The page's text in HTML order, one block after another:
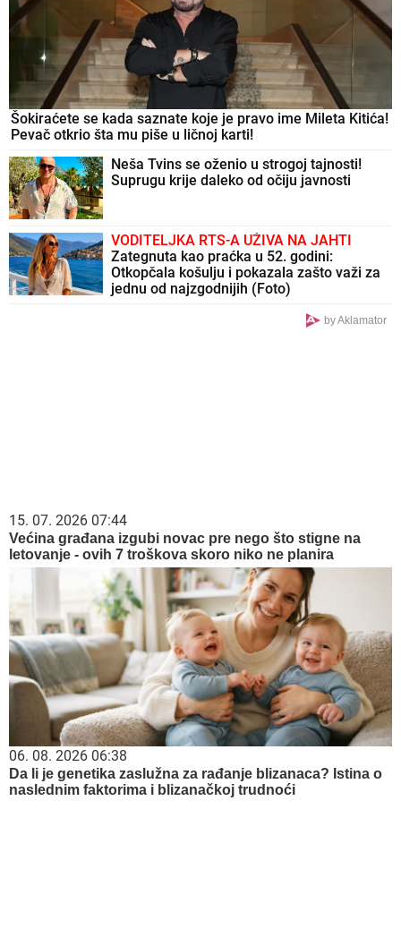
Šokiraćete se kada saznate koje je pravo ime Mileta Kitića!
Pevač otkrio šta mu piše u ličnoj karti!
Neša Tvins se oženio u strogoj tajnosti!
Suprugu krije daleko od očiju javnosti
VODITELJKA RTS-A UŽIVA NA JAHTI
Zategnuta kao praćka u 52. godini:
Otkopčala košulju i pokazala zašto važi za
jednu od najzgodnijih (Foto)
by Aklamator
15. 07. 2026 07:44
Većina građana izgubi novac pre nego što stigne na
letovanje - ovih 7 troškova skoro niko ne planira
06. 08. 2026 06:38
Da li je genetika zaslužna za rađanje blizanaca? Istina o
naslednim faktorima i blizanačkoj trudnoći